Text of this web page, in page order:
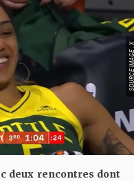
deux rencontres dont